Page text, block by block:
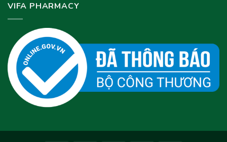
VIFA PHARMACY